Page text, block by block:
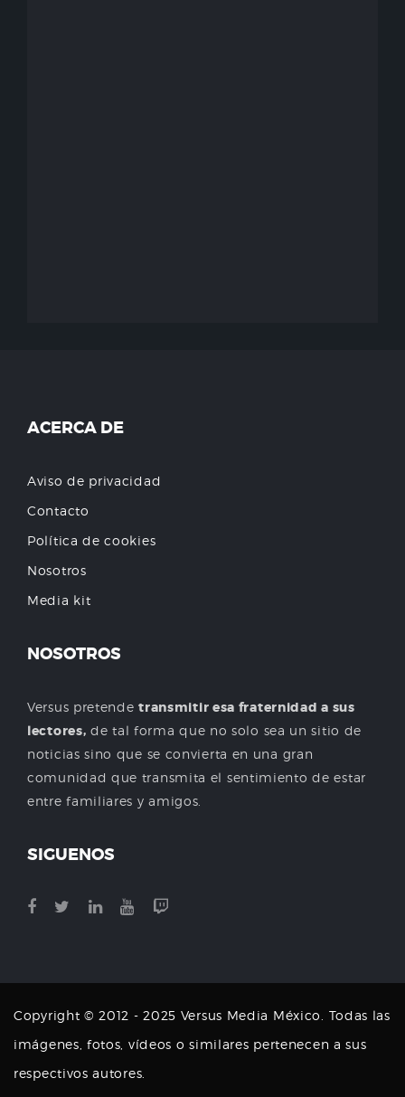
ACERCA DE
Aviso de privacidad
Contacto
Política de cookies
Nosotros
Media kit
NOSOTROS
Versus pretendetransmitir esa fraternidad a sus
lectores, de tal forma que no solo sea un sitio de
noticias sino que se convierta en una gran
comunidad que transmita el sentimiento de estar
entre familiares y amigos.
SIGUENOS
Copyright © 2012 - 2025 Versus Media México. Todas las
imágenes, fotos, vídeos o similares pertenecen a sus
respectivos autores.